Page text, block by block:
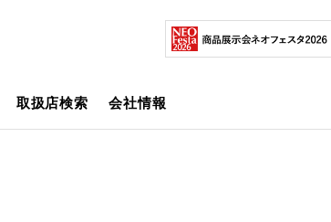
取扱店検索 会社情報